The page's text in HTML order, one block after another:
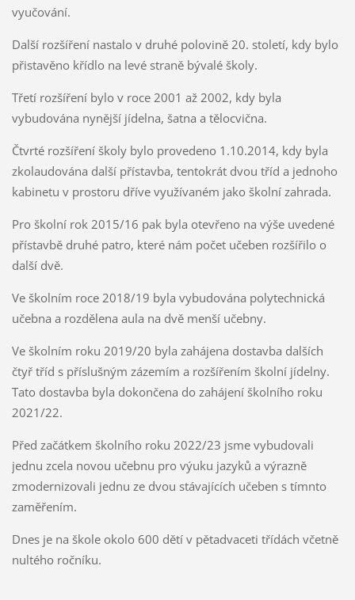
vyučování.
Další rozšíření nastalo v druhé polovině 20. století, kdy bylo
přistavěno křídlo na levé straně bývalé školy.
Třetí rozšíření bylo v roce 2001 až 2002, kdy byla
vybudována nynější jídelna, šatna a tělocvična.
Čtvrté rozšíření školy bylo provedeno 1.10.2014, kdy byla
zkolaudována další přístavba, tentokrát dvou tříd a jednoho
kabinetu v prostoru dříve využívaném jako školní zahrada.
Pro školní rok 2015/16 pak byla otevřeno na výše uvedené
přístavbě druhé patro, které nám počet učeben rozšířilo o
další dvě.
Ve školním roce 2018/19 byla vybudována polytechnická
učebna a rozdělena aula na dvě menší učebny.
Ve školním roku 2019/20 byla zahájena dostavba dalších
čtyř tříd s příslušným zázemím a rozšířením školní jídelny.
Tato dostavba byla dokončena do zahájení školního roku
2021/22.
Před začátkem školního roku 2022/23 jsme vybudovali
jednu zcela novou učebnu pro výuku jazyků a výrazně
zmodernizovali jednu ze dvou stávajících učeben s tímnto
zaměřením.
Dnes je na škole okolo 600 dětí v pětadvaceti třídách včetně
nultého ročníku.